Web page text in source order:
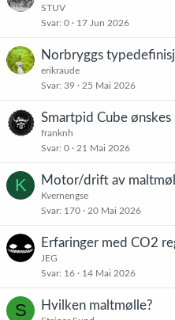
STUV
Svar 0 17 Jun 2026
Norbryggs
erikraude
Svar 39 25 Mai 2026
Smartpid Cube
franknh
Svar 0 21 Mai 2026
K Motor/drift av
Kvernengse
Svar 170 20 Mai 2026
Erfaringer med CO2
JEG
Svar 16 14 Mai 2026
S Hvilken maltmølle?